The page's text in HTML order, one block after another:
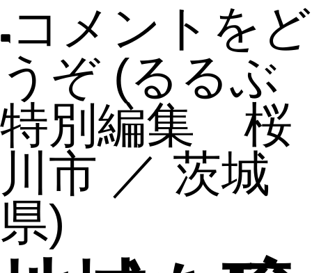
コメントをど
うぞ (るるぶ
特別編集 桜
川市 ／ 茨城
県)